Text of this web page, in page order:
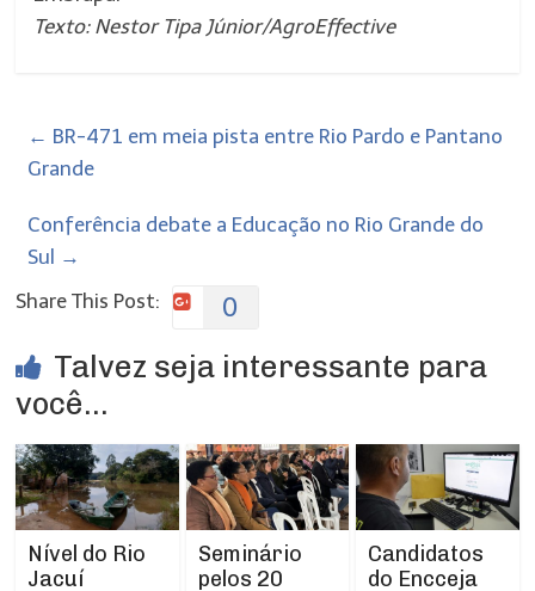
Texto: Nestor Tipa Júnior/AgroEffective
← BR-471 em meia pista entre Rio Pardo e Pantano
Grande
Conferência debate a Educação no Rio Grande do
Sul →
Share This Post:
0
Talvez seja interessante para
você...
Nível do Rio
Jacuí
Seminário
pelos 20
Candidatos
do Encceja